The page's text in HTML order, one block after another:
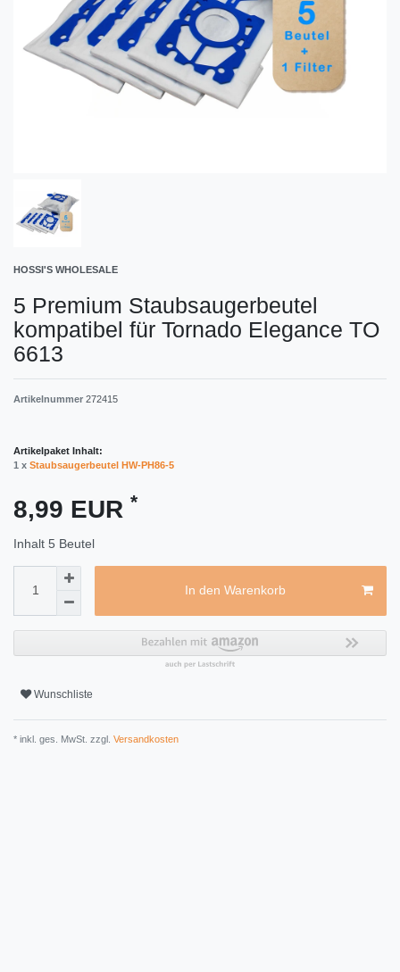
HOSSI'S WHOLESALE
5 Premium Staubsaugerbeutel
kompatibel für Tornado Elegance TO
6613
Artikelnummer 272415
Artikelpaket Inhalt:
1 x Staubsaugerbeutel HW-PH86-5
8,99 EUR *
Inhalt 5 Beutel
In den Warenkorb
Wunschliste
* inkl. ges. MwSt. zzgl. Versandkosten